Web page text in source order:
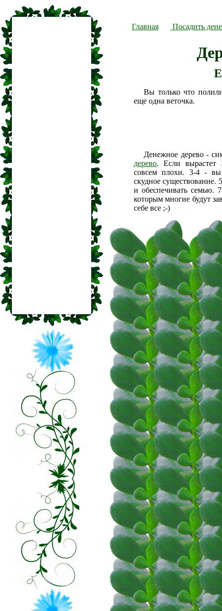
Главная Посадить
Вы только что
еще одна веточка.
Денежное дерево -
дерево. Если вырастет
совсем плохи. 3-4 - вы
скудное существование.
и обеспечивать семью.
которым многие будут
себе все ;-)